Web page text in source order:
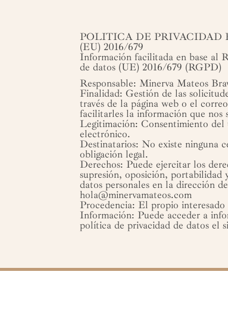
POLITICA DE PRIVACIDAD
(EU) 2016/679
Información facilitada en base al
de datos (UE) 2016/679 (RGPD)
Responsable: Minerva Mateos
Finalidad: Gestión de las
través de la página web o el
facilitarles la información que nos
Legitimación: Consentimiento
electrónico.
Destinatarios: No existe ninguna
obligación legal.
Derechos: Puede ejercitar los
supresión, oposición, portabilidad
datos personales en la dirección
hola@minervamateos.com
Procedencia: El propio interesado
Información: Puede acceder a
política de privacidad de datos el